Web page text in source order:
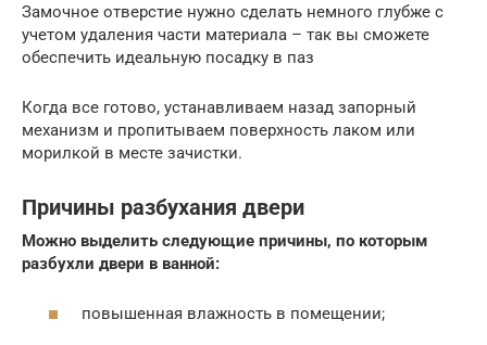
Замочное отверстие нужно сделать немного глубже с
учетом удаления части материала – так вы сможете
обеспечить идеальную посадку в паз
Когда все готово, устанавливаем назад запорный
механизм и пропитываем поверхность лаком или
морилкой в месте зачистки.
Причины разбухания двери
Можно выделить следующие причины, по которым
разбухли двери в ванной:
повышенная влажность в помещении;